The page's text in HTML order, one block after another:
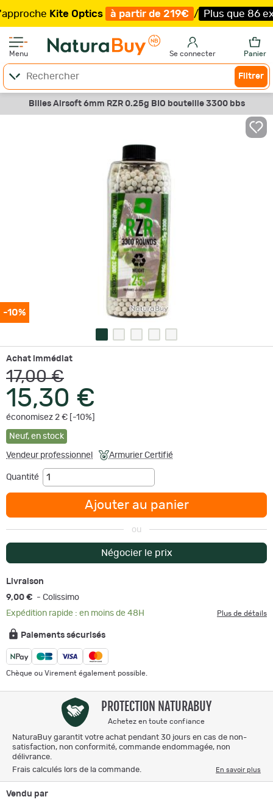
Kite Optics à partir de 219€ / Plus que 86
Menu Se connecter Panier
Filtrer
Billes Airsoft 6mm RZR 0.25g BIO bouteille 3300 bbs
-10%
Achat immédiat
17,00 €
15,30 €
économisez 2 € [-10%]
Neuf, en stock
Vendeur professionnel Armurier Certifié
Quantité
Ajouter au panier
ou
Négocier le prix
Livraison
9,00 € - Colissimo
Expédition rapide : en moins de 48H
Plus de détails
Paiements sécurisés
Chèque ou Virement également possible.
PROTECTION NATURABUY
Achetez en toute confiance
NaturaBuy garantit votre achat pendant 30 jours en cas de non-
satisfaction, non conformité, commande endommagée, non
délivrance.
Frais calculés lors de la commande.
En savoir plus
Vendu par